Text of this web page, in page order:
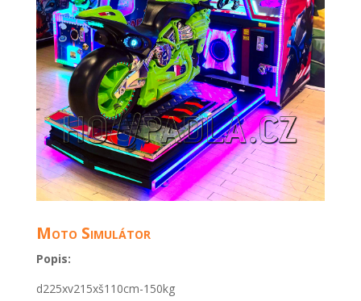
Moto Simulátor
Popis:
d225xv215xš110cm-150kg